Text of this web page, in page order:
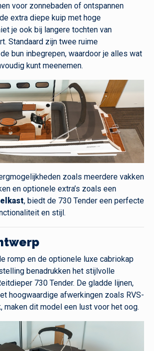
voor zonnebaden of ontspannen
extra diepe kuip met hoge
je ook bij langere tochten van
Standaard zijn twee ruime
bun inbegrepen, waardoor je alles wat
kunt meenemen.
zoals meerdere vakken
en optionele extra’s zoals een
, biedt de 730 Tender een perfecte
en stijl.
romp en de optionele luxe cabriokap
benadrukken het stijlvolle
730 Tender. De gladde lijnen,
hoogwaardige afwerkingen zoals RVS-
maken dit model een lust voor het oog.